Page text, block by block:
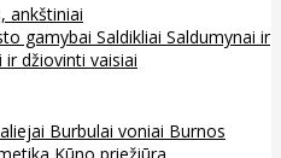
ankštiniai
gamybai Saldikliai Saldumynai ir
ir džiovinti vaisiai
Burbulai voniai Burnos
Kūno priežiūra